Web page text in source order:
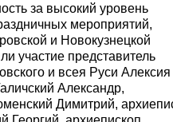
за высокий уровень
мероприятий,
и Новокузнецкой
участие представитель
и всея Руси Алексия
Александр,
Димитрий,